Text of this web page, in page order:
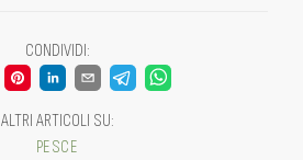
CONDIVIDI:
ALTRI ARTICOLI SU:
PESCE